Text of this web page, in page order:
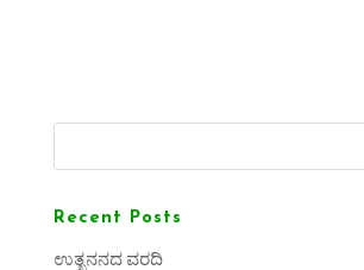
Recent Posts
ಉತ್ಖನನದ ವರದಿ